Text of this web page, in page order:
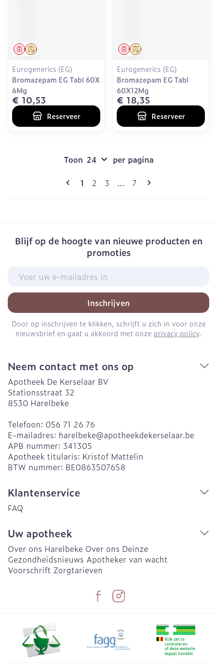
Op voorschrift
Geneesmiddel
Eurogenerics (EG)
Bromazepam EG Tabl 60X
6Mg
€ 10,53
Reserveer
Op voorschrift
Geneesmiddel
Eurogenerics (EG)
Bromazepam EG Tabl
60X12Mg
€ 18,35
Reserveer
Pagina's
U lees momenteel pagina
1 Pagina
2 Pagina
3 ... Pagina
7
Toon per pagina
Blijf op de hoogte van nieuwe producten en
promoties
Inschrijven
Door op inschrijven te klikken, schrijft u zich in voor onze
nieuwsbrief en gaat u akkoord met onze privacy policy.
Neem contact met ons op
Apotheek De Kerselaar BV
Stationsstraat 32
8530 Harelbeke
Telefoon: 056 71 26 76
E-mailadres: harelbeke@apotheekdekerselaar.be
APB nummer: 341305
Apotheek titularis: Kristof Mattelin
BTW nummer: BE0863507658
Klantenservice
FAQ
Uw apotheek
Over ons Harelbeke Over ons Deinze
Gezondheidsnieuws Apotheker van wacht
Voorschrift Zorgtarieven